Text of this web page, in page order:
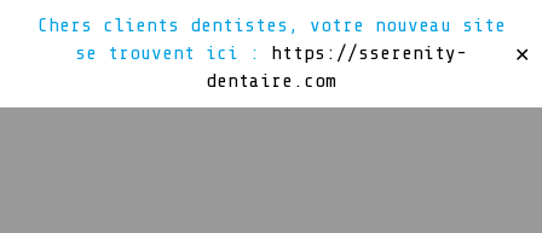
Chers clients dentistes, votre nouveau site
se trouvent ici : https://sserenity-
dentaire.com
✕